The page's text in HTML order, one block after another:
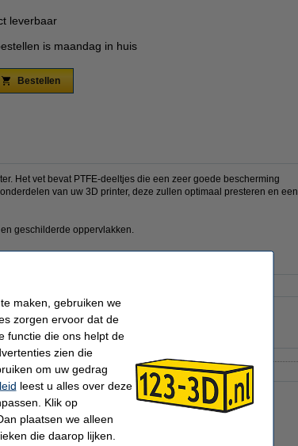
leverbaar
is maandag in huis
Bestellen
Het vet bevat PTFE-deeltjes die een zeer goede bescherming
van uw 3D printer, deze zullen optimaal presteren en een
geschilderde oppervlakken.
SDS EN:
TDS EN:
maken, gebruiken we
zorgen ervoor dat de
functie die ons helpt de
zien die
om uw gedrag
leest u alles over deze
Klik op
plaatsen we alleen
die daarop lijken.